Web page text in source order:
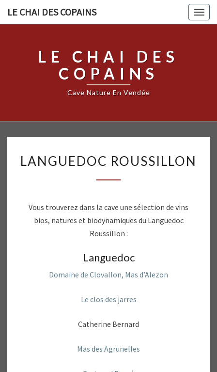
LE CHAI DES COPAINS
LE CHAI DES
COPAINS
Cave Nature En Vendée
ROUSSILLON
LANGUEDOC ROUSSILLON
Vous trouverez dans la cave une sélection de vins
bios, natures et biodynamiques du Languedoc
Roussillon :
Languedoc
Domaine de Clovallon, Mas d’Alezon
Le clos des jarres
Catherine Bernard
Mas des Agrunelles